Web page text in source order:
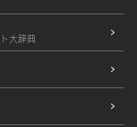
大辞典